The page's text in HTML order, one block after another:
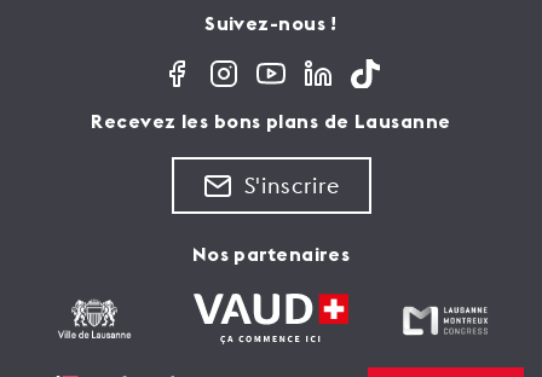
Suivez-nous !
Recevez les bons plans de Lausanne
S'inscrire
Nos partenaires